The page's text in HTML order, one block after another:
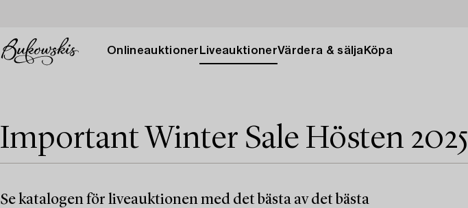
Onlineauktioner LiveauktionerVärdera & sälja Köpa
Important Winter Sale Hösten 2025
Se katalogen för liveauktionen med det bästa av det bästa